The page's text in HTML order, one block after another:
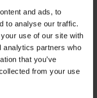
and ads, to
to analyse our traffic.
use of our site with
analytics partners who
that you’ve
from your use
komplet Donna
I